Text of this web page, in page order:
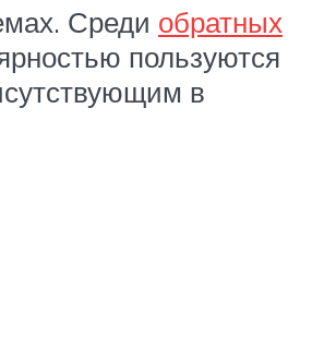
Среди обратных
пользуются
в